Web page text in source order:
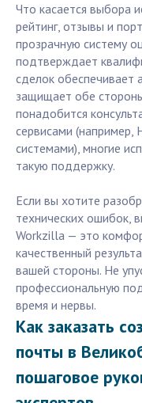
Что касается выбора
рейтинг, отзывы и
прозрачную систему
подтверждает
сделок обеспечивает
защищает обе
понадобится
сервисами (например,
системами), многие
такую поддержку.
Если вы хотите
технических ошибок,
Workzilla — это
качественный
вашей стороны. Не
профессиональную
время и нервы.
Как заказать
почты в
пошаговое